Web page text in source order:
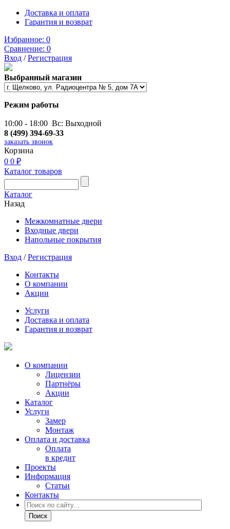
Доставка и оплата
Гарантия и возврат
Избранное: 0
Сравнение: 0
Вход /Регистрация
Выбранный магазин
Режим работы
10:00 - 18:00 Вс: Выходной
8 (499) 394-69-33
заказать звонок
Корзина
0 0 ₽
Каталог товаров
Каталог
Назад
Межкомнатные двери
Входные двери
Напольные покрытия
Вход /Регистрация
Контакты
О компании
Акции
Услуги
Доставка и оплата
Гарантия и возврат
О компании
Лицензии
Партнёры
Акции
Каталог
Услуги
Замер
Монтаж
Оплата и доставка
Оплата
в кредит
Проекты
Информация
Статьи
Контакты